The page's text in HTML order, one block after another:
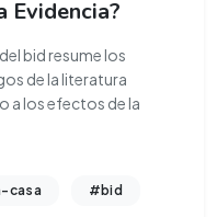
Evidencia?
bid resume los
de la literatura
a los efectos de la
casa #bid